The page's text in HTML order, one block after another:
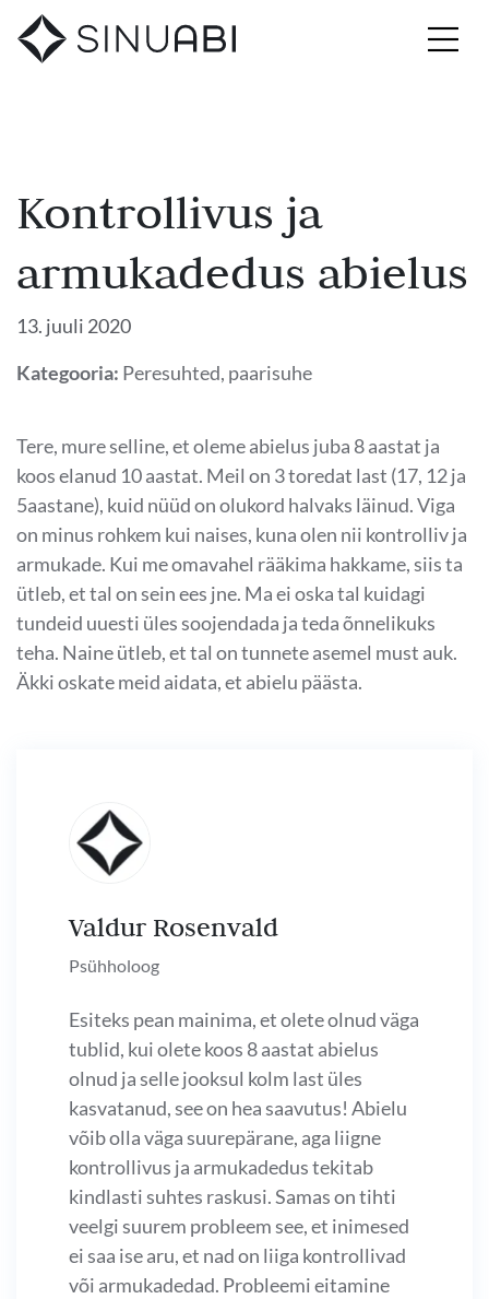
Kontrollivus ja
armukadedus abielus
13. juuli 2020
Kategooria: Peresuhted, paarisuhe
Tere, mure selline, et oleme abielus juba 8 aastat ja
koos elanud 10 aastat. Meil on 3 toredat last (17, 12 ja
5aastane), kuid nüüd on olukord halvaks läinud. Viga
on minus rohkem kui naises, kuna olen nii kontrolliv ja
armukade. Kui me omavahel rääkima hakkame, siis ta
ütleb, et tal on sein ees jne. Ma ei oska tal kuidagi
tundeid uuesti üles soojendada ja teda õnnelikuks
teha. Naine ütleb, et tal on tunnete asemel must auk.
Äkki oskate meid aidata, et abielu päästa.
Valdur Rosenvald
Psühholoog
Esiteks pean mainima, et olete olnud väga
tublid, kui olete koos 8 aastat abielus
olnud ja selle jooksul kolm last üles
kasvatanud, see on hea saavutus! Abielu
võib olla väga suurepärane, aga liigne
kontrollivus ja armukadedus tekitab
kindlasti suhtes raskusi. Samas on tihti
veelgi suurem probleem see, et inimesed
ei saa ise aru, et nad on liiga kontrollivad
või armukadedad. Probleemi eitamine